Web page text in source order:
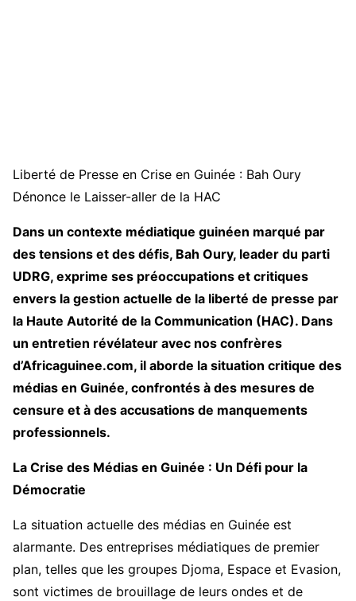
Liberté de Presse en Crise en Guinée : Bah Oury
Dénonce le Laisser-aller de la HAC
Dans un contexte médiatique guinéen marqué par
des tensions et des défis, Bah Oury, leader du parti
UDRG, exprime ses préoccupations et critiques
envers la gestion actuelle de la liberté de presse par
la Haute Autorité de la Communication (HAC). Dans
un entretien révélateur avec nos confrères
d’Africaguinee.com, il aborde la situation critique des
médias en Guinée, confrontés à des mesures de
censure et à des accusations de manquements
professionnels.
La Crise des Médias en Guinée : Un Défi pour la
Démocratie
La situation actuelle des médias en Guinée est
alarmante. Des entreprises médiatiques de premier
plan, telles que les groupes Djoma, Espace et Evasion,
sont victimes de brouillage de leurs ondes et de